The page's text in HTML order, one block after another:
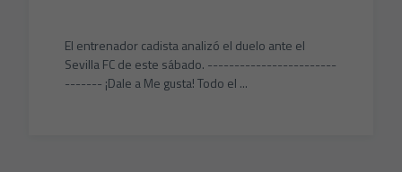
El entrenador cadista analizó el duelo ante el
Sevilla FC de este sábado. ------------------------
------- ¡Dale a Me gusta! Todo el ...